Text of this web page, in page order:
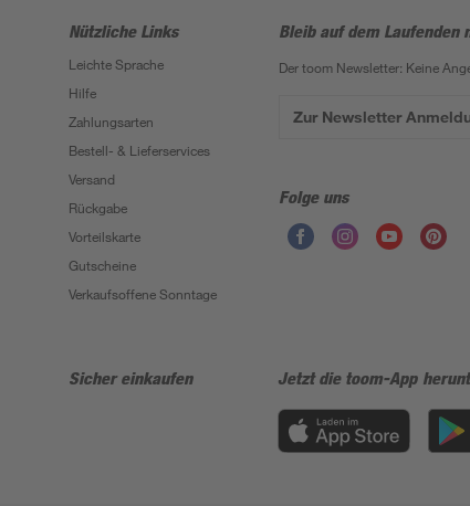
Nützliche Links
Leichte Sprache
Hilfe
Zahlungsarten
Bestell- & Lieferservices
Versand
Rückgabe
Vorteilskarte
Gutscheine
Verkaufsoffene Sonntage
Bleib auf dem
Der toom Newsletter: Keine
Zur Newsletter
Folge uns
Sicher einkaufen Jetzt die toom-App